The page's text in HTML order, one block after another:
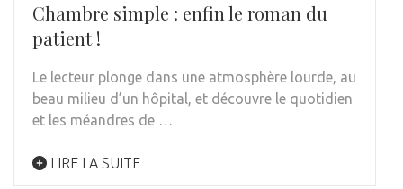
Chambre simple : enfin le roman du
patient !
Le lecteur plonge dans une atmosphère lourde, au
beau milieu d’un hôpital, et découvre le quotidien
et les méandres de …
LIRE LA SUITE